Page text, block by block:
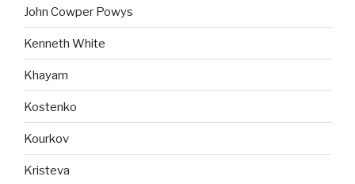
John Cowper Powys
Kenneth White
Khayam
Kostenko
Kourkov
Kristeva